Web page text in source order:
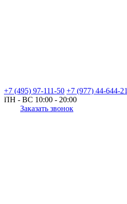
+7 (495) 97-111-50 +7 (977) 44-644-21
ПН - ВС 10:00 - 20:00
Заказать звонок